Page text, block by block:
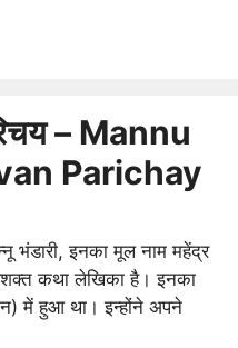
– Mannu
Parichay
भंडारी, इनका मूल नाम महेंद्र
कथा लेखिका है। इनका
में हुआ था। इन्होंने अपने